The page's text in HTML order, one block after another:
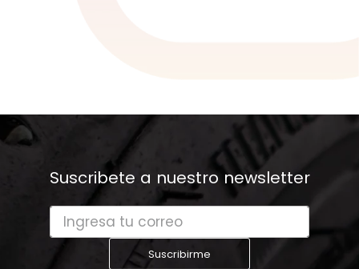
Suscribete a nuestro newsletter
Suscribirme